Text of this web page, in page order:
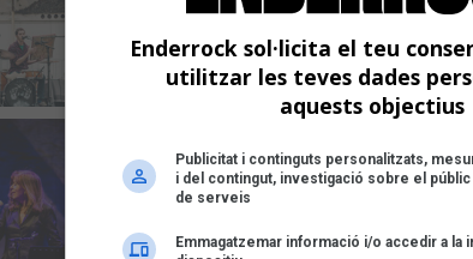
Enderrock sol·licita el teu
utilitzar les teves dades
aquests objectius
Publicitat i continguts personalitzats,
i del contingut, investigació sobre el
de serveis
Emmagatzemar informació i/o accedir a la